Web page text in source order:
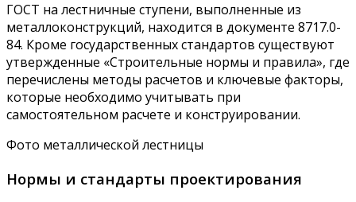
ГОСТ на лестничные ступени, выполненные из
металлоконструкций, находится в документе 8717.0-
84. Кроме государственных стандартов существуют
утвержденные «Строительные нормы и правила», где
перечислены методы расчетов и ключевые факторы,
которые необходимо учитывать при
самостоятельном расчете и конструировании.
Фото металлической лестницы
Нормы и стандарты проектирования